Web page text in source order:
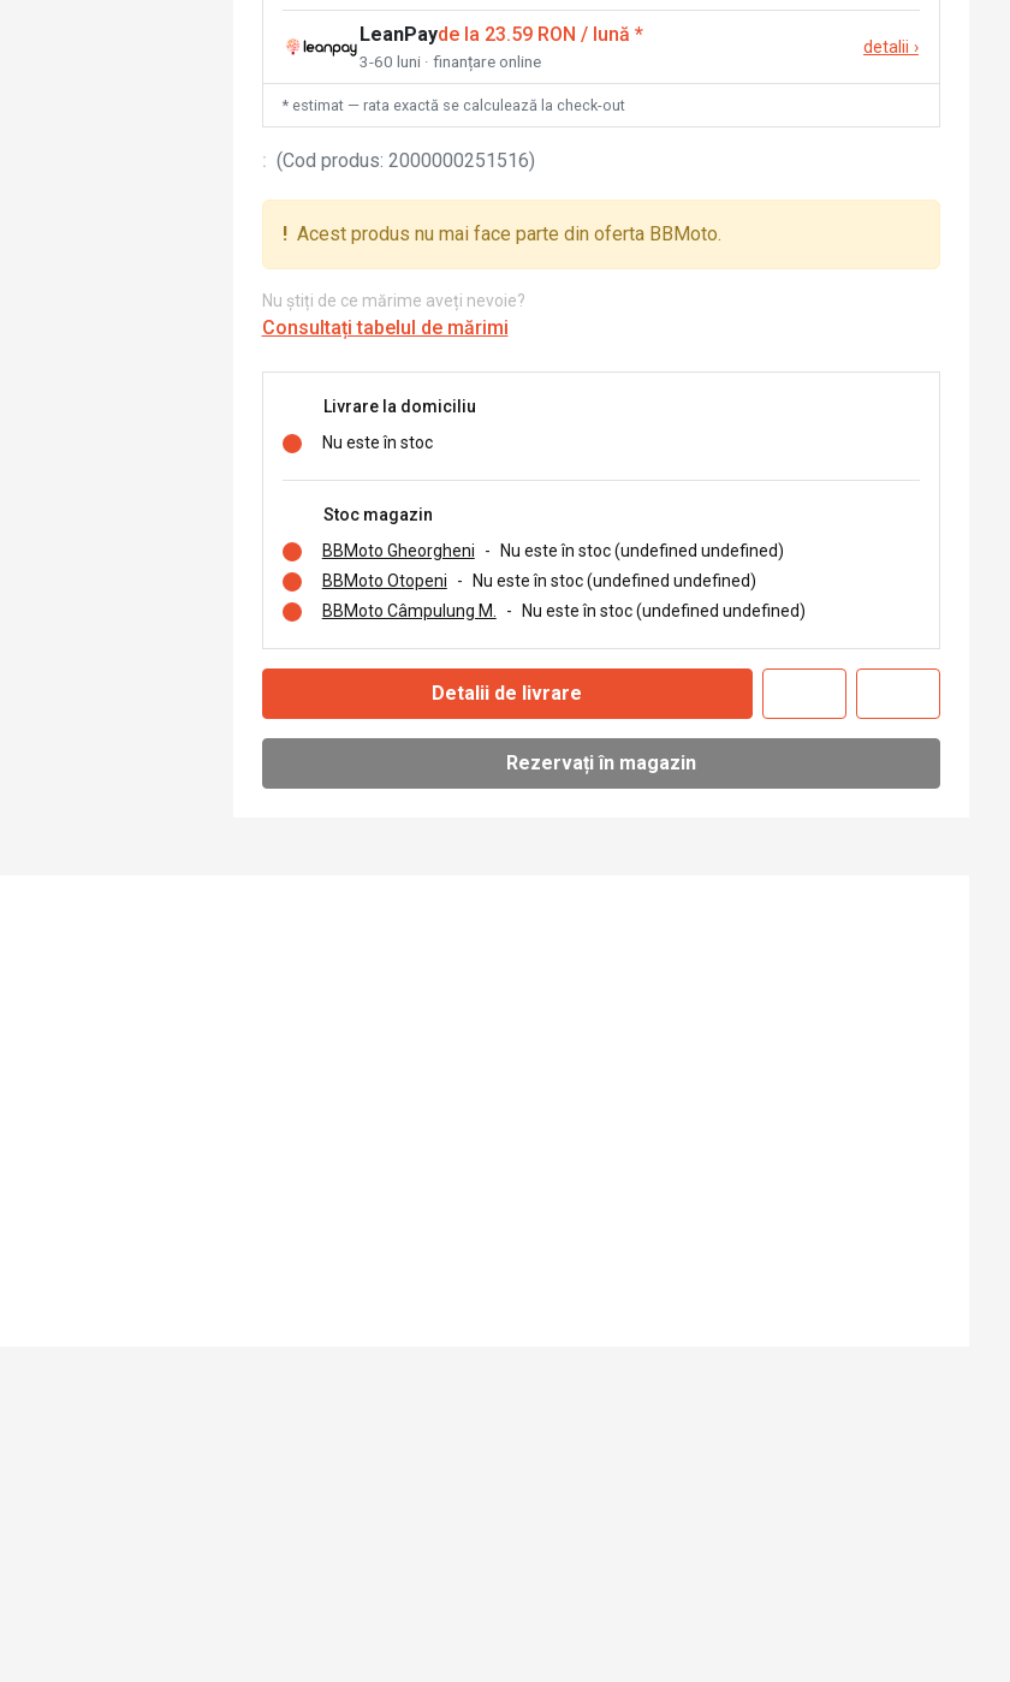
LeanPayde la 23.59 RON / lună *
3-60 luni · finanțare online
detalii ›
* estimat — rata exactă se calculează la check-out
: (Cod produs: 2000000251516)
! Acest produs nu mai face parte din oferta BBMoto.
Nu știți de ce mărime aveți nevoie?
Consultați tabelul de mărimi
Livrare la domiciliu
Nu este în stoc
Stoc magazin
BBMoto Gheorgheni
-
Nu este în stoc (undefined undefined)
BBMoto Otopeni
-
Nu este în stoc (undefined undefined)
BBMoto Câmpulung M.
- Nu este în stoc (undefined undefined)
Detalii de livrare
Rezervați în magazin